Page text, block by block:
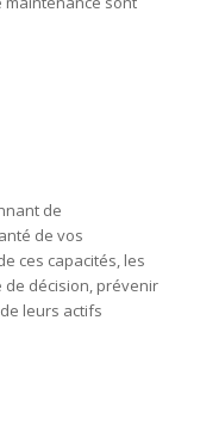
de
de vos
ces capacités, les
décision, prévenir
leurs actifs